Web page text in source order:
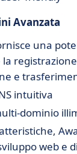
Avanzata
una
e
intuitiva
dominio
web e